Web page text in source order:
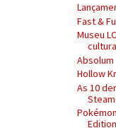
Fast &
Museu
Absolum
Hollow
As 10
Edition